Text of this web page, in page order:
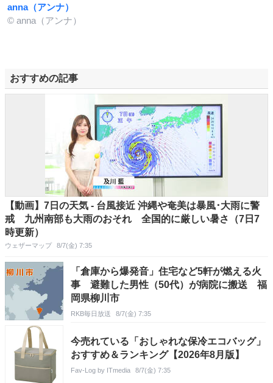
anna（アンナ）
© anna（アンナ）
おすすめの記事
【動画】7日の天気 - 台風接近 沖縄や奄美は暴風･大雨に警
戒 九州南部も大雨のおそれ 全国的に厳しい暑さ（7日7
時更新）
ウェザーマップ 8/7(金) 7:35
「倉庫から爆発音」住宅など5軒が燃える火
事 避難した男性（50代）が病院に搬送 福
岡県柳川市
RKB毎日放送 8/7(金) 7:35
今売れている「おしゃれな保冷エコバッグ」
おすすめ＆ランキング【2026年8月版】
Fav-Log by ITmedia 8/7(金) 7:35